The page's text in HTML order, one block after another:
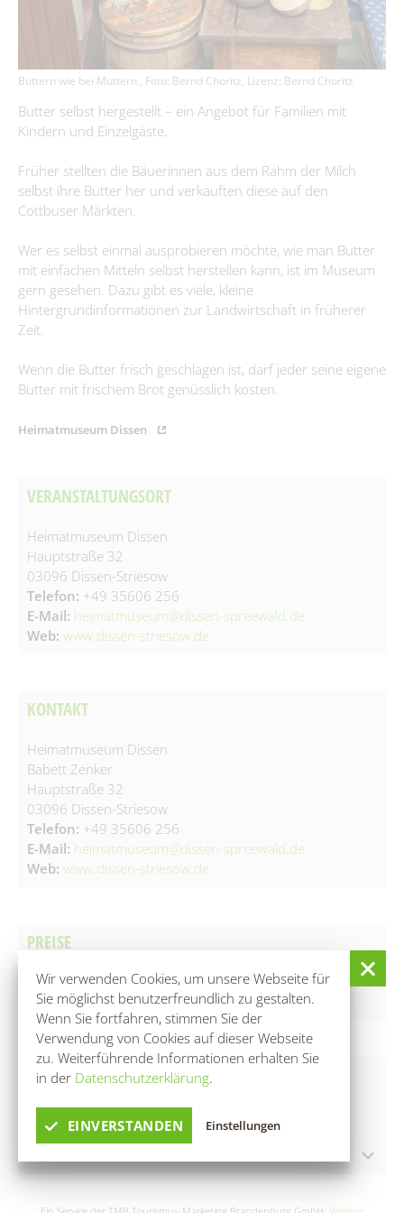
Immobilienausschreibungen
Interessenbekundungsverfahren
Grundsteuerreform
Publikationen
Aus Kita & Hort
#WIRsindBurg #SMY Bórkowy
Glasfaserausbau
Briesen/Brjazyna
Burg (Spreewald)/Bórkowy (Błota)
Dissen-Striesow/Dešno-Strjažow
Guhrow/Góry
Schmogrow-Fehrow/Smogorjow-Prjawoz
Werben/Wjerbno
Förderprojekte
Amt II – Finanzverwaltung
Amt III – Bauverwaltung
Amt IV – Ordnungsverwaltung
Amt V - Tourismus
Bauhof
Wirtschaftsförderung
Standesamt
Beauftragte
Kommunalpolitik/Sitzungen
Wahlen/Volksbegehren
Bürgerbüro
Aufgaben des Standesamtes
Anmeldung zur Eheschließung
Trautermine
Bauen & Wohnen
Satzungen & Verordnungen
Kur- & Tourismusbeitrag
Steuern & Abgaben
Offenlagen
Geoportal
Fundbüro
Fundtiere
Formularservice
Aktuelles
Wirtschaftsförderung
Firmen-Datenbank
Anmeldung einer Firma
Gewerbegebiete
Klimaschutz
Förderprogramme
Entwicklungskonzept IKEK
Gewerbe melden
Leben
Gesundheitskita "Spreewald-Lutki" Burg (Spreewald)/Bórkowy
Kita & Hort "Małe myški" Fehrow/Prjawoz
Kita "Vier Jahreszeiten" Striesow/Strjažow
Hort "Lipa" Burg (Spreewald)/Bórkowy (Błota)
Hort der Kita "Vier Jahreszeiten in Briesen/Brjazyna
Grundschule "Mato Kosyk" Briesen/Brjazyna
Grund- und Oberschule Mina Witkojc" Burg (Spreewald)/Bórkowy
Freizeiteinrichtungen
Jugendzentrum "Phönix" Burg (Spreewald)/Bórkowy (Błota)
SOS-Kinderdorf Lausitz, Familien und Beratungszentrum Burg
(Spreewald) / Bórkowy (Błota)
Dorfgemeinschaftshäuser
Büchertauschbörsen
Älter werden
Feuerwehr
Museum und Heimatstube
Heimatstube Burg (Spreewald) / Bórkowy (Błota)
Heimatmuseum Dissen / Dešno
Slawischer Siedlunsgausschnitt "Stary lud" in Dissen / Dešno
Vereine
Veranstaltungen
Kirchen
Spielplätze
Wir verwenden Cookies, um unsere Webseite für
Sie möglichst benutzerfreundlich zu gestalten.
Wenn Sie fortfahren, stimmen Sie der
Verwendung von Cookies auf dieser Webseite
zu. Weiterführende Informationen erhalten Sie
in der Datenschutzerklärung.
EINVERSTANDEN Einstellungen
Buttern wie bei Muttern , Foto: Bernd Choritz, Lizenz: Bernd Choritz
Butter selbst hergestellt – ein Angebot für Familien mit
Kindern und Einzelgäste.
Früher stellten die Bäuerinnen aus dem Rahm der Milch
selbst ihre Butter her und verkauften diese auf den
Cottbuser Märkten.
Wer es selbst einmal ausprobieren möchte, wie man Butter
mit einfachen Mitteln selbst herstellen kann, ist im Museum
gern gesehen. Dazu gibt es viele, kleine
Hintergrundinformationen zur Landwirtschaft in früherer
Zeit.
Wenn die Butter frisch geschlagen ist, darf jeder seine eigene
Butter mit frischem Brot genüsslich kosten.
Heimatmuseum Dissen
VERANSTALTUNGSORT
Heimatmuseum Dissen
Hauptstraße 32
03096 Dissen-Striesow
Telefon: +49 35606 256
E-Mail: heimatmuseum@dissen-spreewald.de
Web: www.dissen-striesow.de
KONTAKT
Heimatmuseum Dissen
Babett Zenker
Hauptstraße 32
03096 Dissen-Striesow
Telefon: +49 35606 256
E-Mail: heimatmuseum@dissen-spreewald.de
Web: www.dissen-striesow.de
PREISE
Eintritt Museum + 2,50 €
INFOS